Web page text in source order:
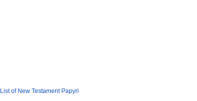
List of New Testament Papyri